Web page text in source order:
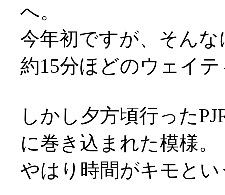
へ。
今年初ですが、そん
約15分ほどのウェイ
しかし夕方頃行った
に巻き込まれた模様。
やはり時間がキモと